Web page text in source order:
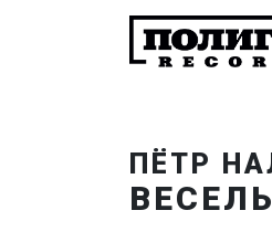
ПЁТР